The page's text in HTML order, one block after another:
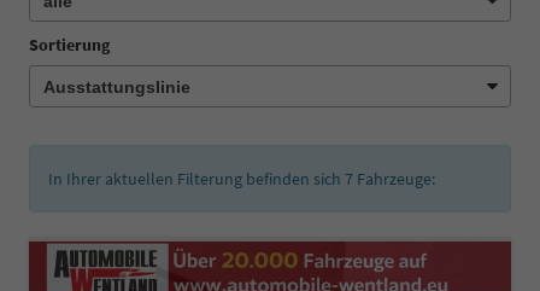
Sortierung
In Ihrer aktuellen Filterung befinden sich 7 Fahrzeuge: